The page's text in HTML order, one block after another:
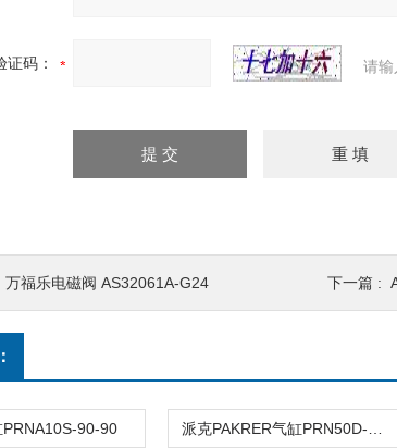
证码： 请
万福乐电磁阀 AS32061A-G24 下一篇 :
90-90